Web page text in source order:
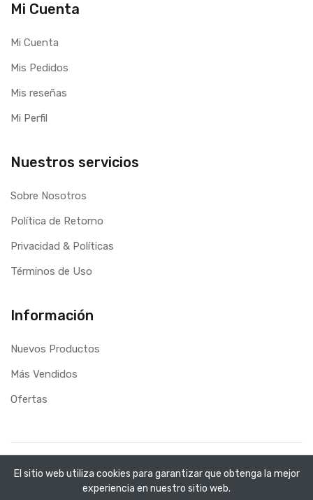
Mi Cuenta
Mi Cuenta
Mis Pedidos
Mis reseñas
Mi Perfil
Nuestros servicios
Sobre Nosotros
Política de Retorno
Privacidad & Políticas
Términos de Uso
Información
Nuevos Productos
Más Vendidos
Ofertas
Desarrollo WebApplinet
El sitio web utiliza cookies para garantizar que obtenga la mejor
experiencia en nuestro sitio web.